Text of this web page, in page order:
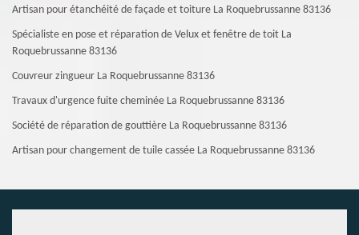
Artisan pour étanchéité de façade et toiture La Roquebrussanne 83136
Spécialiste en pose et réparation de Velux et fenêtre de toit La
Roquebrussanne 83136
Couvreur zingueur La Roquebrussanne 83136
Travaux d'urgence fuite cheminée La Roquebrussanne 83136
Société de réparation de gouttière La Roquebrussanne 83136
Artisan pour changement de tuile cassée La Roquebrussanne 83136